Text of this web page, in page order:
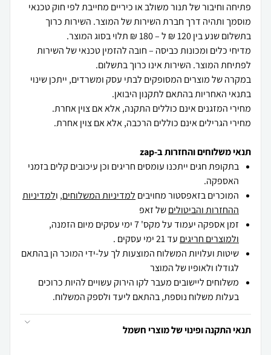
פתיחה וחיבור של תנור משולב או כיריים מחייבת לפי חוק טכנאי
מוסמך ותהיה דרך חברת השירות של המוצר. השירות כרוך
מדיחי כלים ומכונות כביסה – חובה להזמין טכנאי של השירות
במקרה של מוצרים המסופקים לבתי עסק ומשרדים, ייתכן שינוי
מחירי הגרילים אינם כוללים הרכבה, אלא אם צוין אחרת.
תנאי משלוחים והחזרות ב-zap
בתקופת חגים ייתכנו עומסים חריגים וכן עיכובים קלים בזמני
האספקה.
המוכרים בזאפסטור מחויבים למדיניות המשלוחים, ולמדיניות
ההחזרות והביטוליםשל זאפ
זמן אספקה יעמוד על מקס' 7 ימי עסקים מיום הזמנה,
ולמוצרים חריגים עד 21 ימי עסקים .
שיטות ועלויות המשלוח המוצעות לך על-ידי המוכר הן בהתאם
לגודלו ולאופיו של המוצר
משלוחים ליישובים מעבר לקו הירוק עשויים להיות כרוכים
בעלות משלוח נוספת, בהתאם ליעד ולספק המשלוח.
תנאי התקנה ופינוי של מוצרי חשמל